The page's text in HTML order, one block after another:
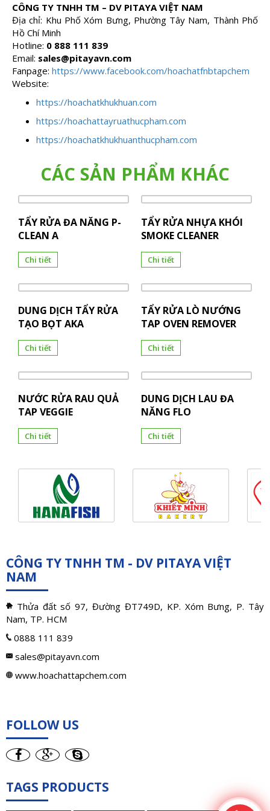
CÔNG TY TNHH TM – DV PITAYA VIỆT NAM
Địa chỉ: Khu Phố Xóm Bưng, Phường Tây Nam, Thành Phố
Hồ Chí Minh
Hotline: 0 888 111 839
Email: sales@pitayavn.com
Fanpage: https://www.facebook.com/hoachatfnbtapchem
Website:
https://hoachatkhukhuan.com
https://hoachattayruathucpham.com
https://hoachatkhukhuanthucpham.com
CÁC SẢN PHẨM KHÁC
TẨY RỬA ĐA NĂNG P-
CLEAN A
Chi tiết
TẨY RỬA NHỰA KHÓI
SMOKE CLEANER
Chi tiết
DUNG DỊCH TẨY RỬA
TẠO BỌT AKA
Chi tiết
TẨY RỬA LÒ NƯỚNG
TAP OVEN REMOVER
Chi tiết
NƯỚC RỬA RAU QUẢ
TAP VEGGIE
Chi tiết
DUNG DỊCH LAU ĐA
NĂNG FLO
Chi tiết
CÔNG TY TNHH TM - DV PITAYA VIỆT
NAM
Thửa đất số 97, Đường ĐT749D, KP. Xóm Bưng, P. Tây
Nam, TP. HCM
0888 111 839
sales@pitayavn.com
www.hoachattapchem.com
FOLLOW US
TAGS PRODUCTS